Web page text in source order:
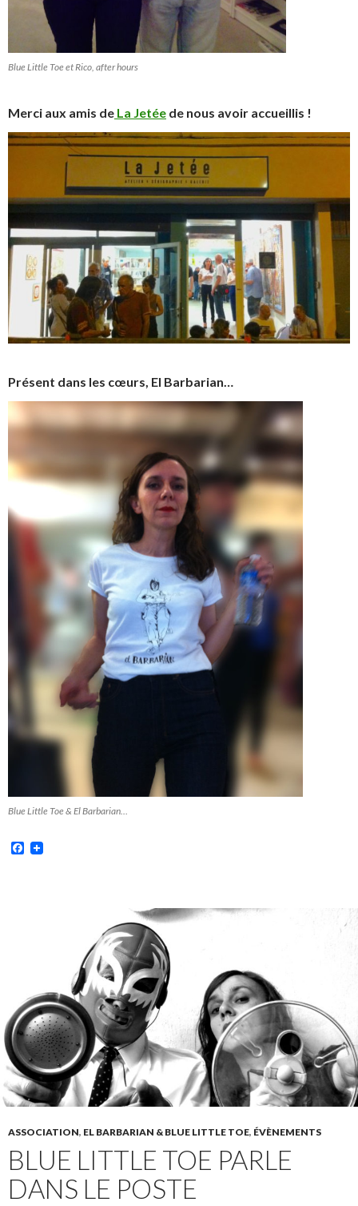
Blue Little Toe et Rico, after hours
Merci aux amis de La Jetée de nous avoir accueillis !
Présent dans les cœurs, El Barbarian…
Blue Little Toe & El Barbarian…
Facebook
ASSOCIATION, EL BARBARIAN & BLUE LITTLE TOE, ÉVÈNEMENTS
BLUE LITTLE TOE PARLE
DANS LE POSTE